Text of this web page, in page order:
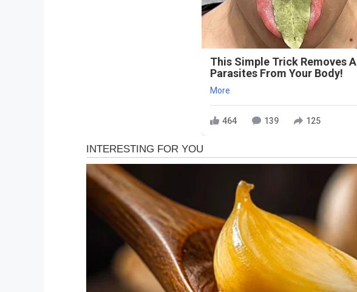
This Simple Trick Removes All
Parasites From Your Body!
More
464 139 125